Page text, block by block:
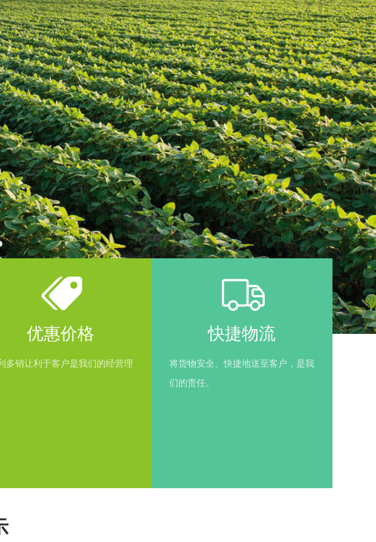
优惠价格
多销让利于客户是我们的经营理
快捷物流
将货物安全、快捷地送至客户，是我
们的责任。